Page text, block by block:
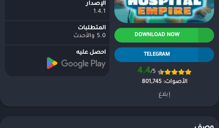
DOWNLOAD NOW
TELEGRAM
4.4/5
الأصوات:801,745
إبلاغ
الإصدار
1.4.1
المتطلبات
5.0 والأحدث
احصل عليه